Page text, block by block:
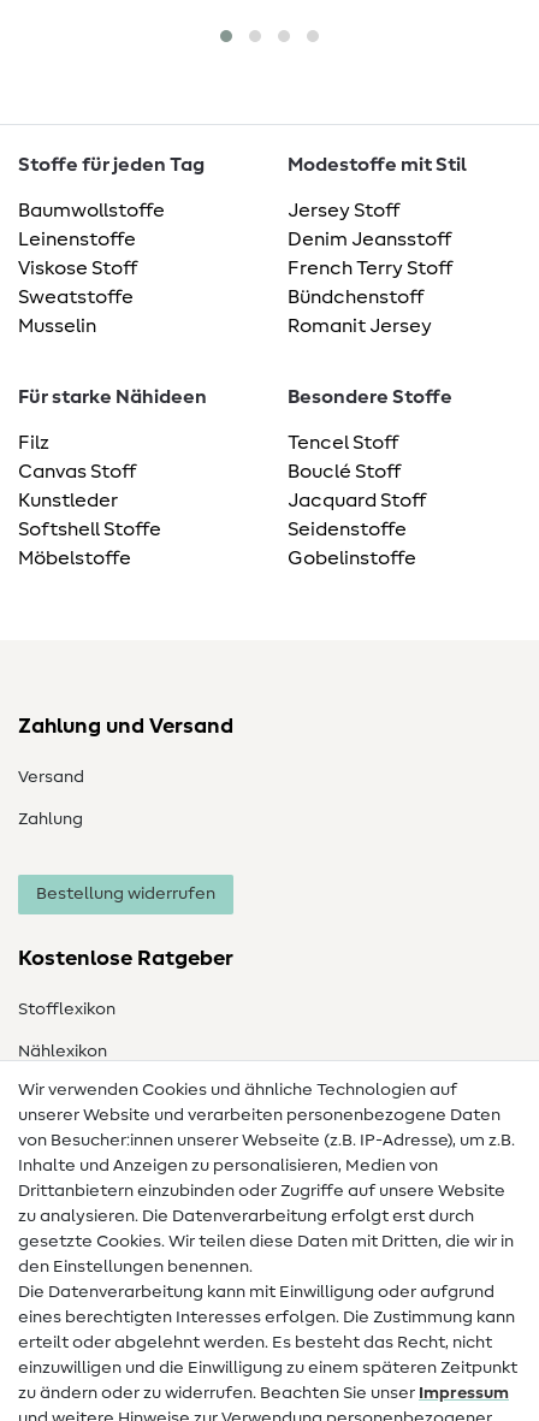
Stoffe für jeden Tag
Baumwollstoffe
Leinenstoffe
Viskose Stoff
Sweatstoffe
Musselin
Modestoffe mit Stil
Jersey Stoff
Denim Jeansstoff
French Terry Stoff
Bündchenstoff
Romanit Jersey
Für starke Nähideen
Filz
Canvas Stoff
Kunstleder
Softshell Stoffe
Möbelstoffe
Besondere Stoffe
Tencel Stoff
Bouclé Stoff
Jacquard Stoff
Seidenstoffe
Gobelinstoffe
Zahlung und Versand
Versand
Zahlung
Bestellung widerrufen
Kostenlose Ratgeber
Stofflexikon
Nählexikon
Nähanleitungen
Hilfe & Kontakt
Kontakt
Infos zum Betreiberwechsel
FAQ
Widerrufsrecht
Beliebt
Wir verwenden Cookies und ähnliche Technologien auf
unserer Website und verarbeiten personenbezogene Daten
von Besucher:innen unserer Webseite (z.B. IP-Adresse), um z.B.
Inhalte und Anzeigen zu personalisieren, Medien von
Drittanbietern einzubinden oder Zugriffe auf unsere Website
zu analysieren. Die Datenverarbeitung erfolgt erst durch
gesetzte Cookies. Wir teilen diese Daten mit Dritten, die wir in
den Einstellungen benennen.
Die Datenverarbeitung kann mit Einwilligung oder aufgrund
eines berechtigten Interesses erfolgen. Die Zustimmung kann
erteilt oder abgelehnt werden. Es besteht das Recht, nicht
einzuwilligen und die Einwilligung zu einem späteren Zeitpunkt
zu ändern oder zu widerrufen. Beachten Sie unser Impressum